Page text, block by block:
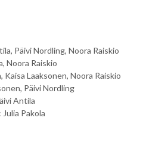
Päivi Nordling, Noora Raiskio
Noora Raiskio
Laaksonen, Noora Raiskio
Päivi Nordling
Antila
Pakola